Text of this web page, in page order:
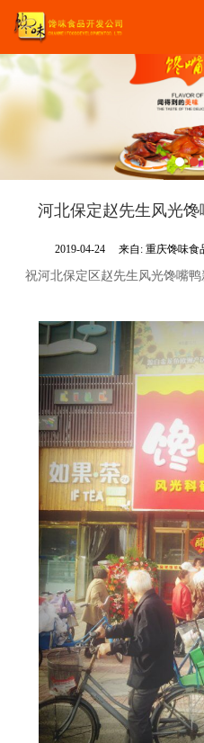
河北保定赵先生风光
2019-04-24 来自: 重庆馋味食
祝河北保定区赵先生风光馋嘴